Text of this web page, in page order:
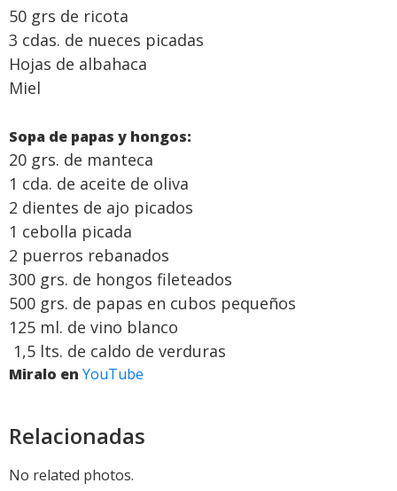
50 grs de ricota
3 cdas. de nueces picadas
Hojas de albahaca
Miel
Sopa de papas y hongos:
20 grs. de manteca
1 cda. de aceite de oliva
2 dientes de ajo picados
1 cebolla picada
2 puerros rebanados
300 grs. de hongos fileteados
500 grs. de papas en cubos pequeños
125 ml. de vino blanco
1,5 lts. de caldo de verduras
Miralo en YouTube
Relacionadas
No related photos.